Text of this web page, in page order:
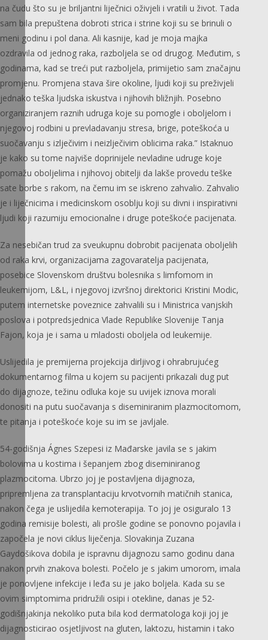
na čudu što su je briljantni liječnici oživjeli i vratili u život. Tada
sam bila prepuštena dobroti strica i strine koji su se brinuli o
meni godinu i pol dana. Ali kasnije, kad je moja majka
ozdravila od jednog raka, razboljela se od drugog. Međutim, s
godinama, kad se treći put razboljela, primijetio sam značajnu
promjenu. Promjena stava šire okoline, ljudi koji su preživjeli
jednako teška ljudska iskustva i njihovih bližnjih. Posebno
organiziranjem raznih udruga koje su pomogle i oboljelom i
njegovoj rodbini u prevladavanju stresa, brige, poteškoća u
suočavanju s izlječivim i neizlječivim oblicima raka.” Istaknuo
je kako su tome najviše doprinijele nevladine udruge koje
pomažu oboljelima i njihovoj obitelji da lakše provedu teške
sate borbe s rakom, na čemu im se iskreno zahvalio. Zahvalio
je i liječnicima i medicinskom osoblju koji su divni i inspirativni
ljudi koji razumiju emocionalne i druge poteškoće pacijenata.
Za nesebičan trud za sveukupnu dobrobit pacijenata oboljelih
od raka krvi, organizacijama zagovaratelja pacijenata,
posebice Slovenskom društvu bolesnika s limfomom in
leukemijom, L&L, i njegovoj izvršnoj direktorici Kristini Modic,
putem internetske poveznice zahvalili su i Ministrica vanjskih
poslova i potpredsjednica Vlade Republike Slovenije Tanja
Fajon, koja je i sama u mladosti oboljela od leukemije.
Uslijedila je premijerna projekcija dirljivog i ohrabrujućeg
dokumentarnog filma u kojem su pacijenti prikazali dug put
do dijagnoze, težinu odluka koje su uvijek iznova morali
donositi na putu suočavanja s diseminiranim plazmocitomom,
te pitanja i poteškoće koje su im se javljale.
54-godišnja Ágnes Szepesi iz Mađarske javila se s jakim
bolovima u kostima i šepanjem zbog diseminiranog
plazmocitoma. Ubrzo joj je postavljena dijagnoza,
pripremljena za transplantaciju krvotvornih matičnih stanica,
nakon čega je uslijedila kemoterapija. To joj je osiguralo 13
godina remisije bolesti, ali prošle godine se ponovno pojavila i
započela je novi ciklus liječenja. Slovakinja Zuzana
Gaydošikova dobila je ispravnu dijagnozu samo godinu dana
nakon prvih znakova bolesti. Počelo je s jakim umorom, imala
je ponovljene infekcije i leđa su je jako boljela. Kada su se
ovim simptomima pridružili osipi i otekline, danas je 52-
godišnjakinja nekoliko puta bila kod dermatologa koji joj je
dijagnosticirao osjetljivost na gluten, laktozu, histamin i tako